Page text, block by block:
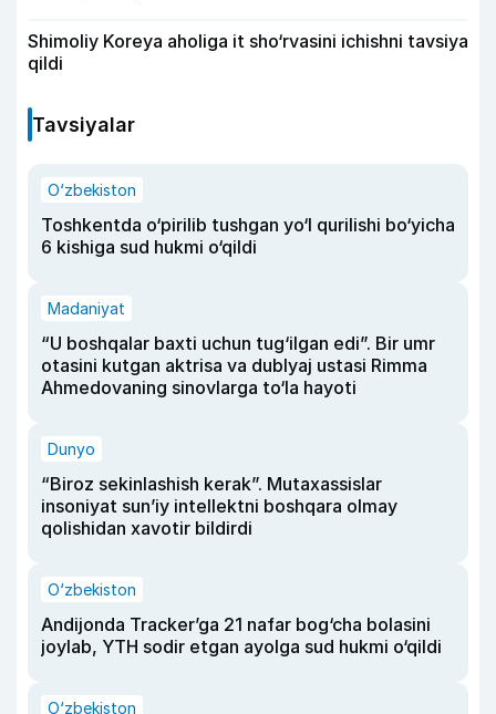
Shimoliy Koreya aholiga it sho‘rvasini ichishni tavsiya
qildi
Tavsiyalar
O‘zbekiston
Toshkentda o‘pirilib tushgan yo‘l qurilishi bo‘yicha
6 kishiga sud hukmi o‘qildi
Madaniyat
“U boshqalar baxti uchun tug‘ilgan edi”. Bir umr
otasini kutgan aktrisa va dublyaj ustasi Rimma
Ahmedovaning sinovlarga to‘la hayoti
Dunyo
“Biroz sekinlashish kerak”. Mutaxassislar
insoniyat sun’iy intellektni boshqara olmay
qolishidan xavotir bildirdi
O‘zbekiston
Andijonda Tracker’ga 21 nafar bog‘cha bolasini
joylab, YTH sodir etgan ayolga sud hukmi o‘qildi
O‘zbekiston